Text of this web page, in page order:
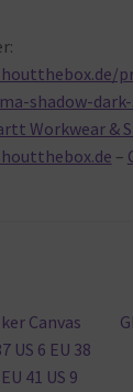
shadow-
Workwear &
–
Canvas
US 6 EU 38
41 US 9